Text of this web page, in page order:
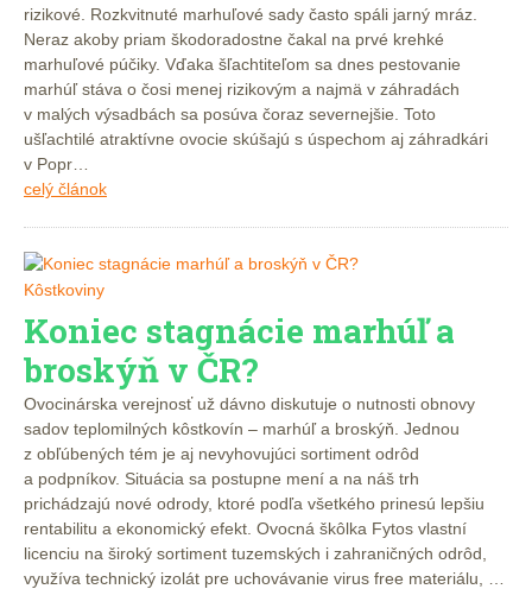
rizikové. Rozkvitnuté marhuľové sady často spáli jarný mráz.
Neraz akoby priam škodoradostne čakal na prvé krehké
marhuľové púčiky. Vďaka šľachtiteľom sa dnes pestovanie
marhúľ stáva o čosi menej rizikovým a najmä v záhradách
v malých výsadbách sa posúva čoraz severnejšie. Toto
ušľachtilé atraktívne ovocie skúšajú s úspechom aj záhradkári
v Popr…
celý článok
Kôstkoviny
Koniec stagnácie marhúľ a
broskýň v ČR?
Ovocinárska verejnosť už dávno diskutuje o nutnosti obnovy
sadov teplomilných kôstkovín – marhúľ a broskýň. Jednou
z obľúbených tém je aj nevyhovujúci sortiment odrôd
a podpníkov. Situácia sa postupne mení a na náš trh
prichádzajú nové odrody, ktoré podľa všetkého prinesú lepšiu
rentabilitu a ekonomický efekt. Ovocná škôlka Fytos vlastní
licenciu na široký sortiment tuzemských i zahraničných odrôd,
využíva technický izolát pre uchovávanie virus free materiálu, …